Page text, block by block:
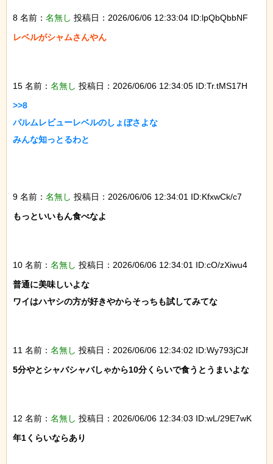
8 名前： 名無し 投稿日：2026/06/06 12:33:04 ID:lpQbQbbNF
レベルがシャムさんやん
15 名前： 名無し 投稿日：2026/06/06 12:34:05 ID:Tr.tMS17H
>>8
パルムレビューレベルのしょぼさよな
みんな知っとるわと
9 名前： 名無し 投稿日：2026/06/06 12:34:01 ID:KfxwCk/c7
もっといいもん食べなよ
10 名前： 名無し 投稿日：2026/06/06 12:34:01 ID:cO/zXiwu4
普通に美味しいよな
ワイはハヤシの方が好きやからそっちも試してみてな
11 名前： 名無し 投稿日：2026/06/06 12:34:02 ID:Wy793jCJf
5分やとシャバシャバしゃから10分くらいで食うとうまいよな
12 名前： 名無し 投稿日：2026/06/06 12:34:03 ID:wL/29E7wK
年1くらいならあり